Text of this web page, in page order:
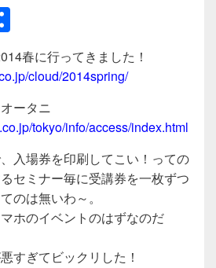
有
春に行ってきました！
cloud/2014spring/
ータニ
tokyo/info/access/index.html
入場券を印刷してこい！っての
セミナー毎に受講券を一枚ずつ
のは無いわ～。
ホのイベントのはずなのだ
すぎてビックリした！